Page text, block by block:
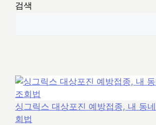
검색
싱그릭스 대상포진 예방접종, 내 동
회법